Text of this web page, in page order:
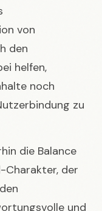
von
den
helfen,
noch
zu
die Balance
Charakter, der
und